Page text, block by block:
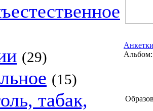
(29)
(15)
табак,